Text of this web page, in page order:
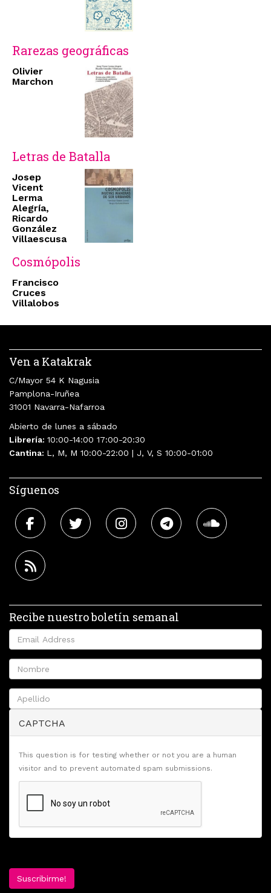
Rarezas geográficas
Olivier
Marchon
Letras de Batalla
Josep
Vicent
Lerma
Alegría,
Ricardo
González
Villaescusa
Cosmópolis
Francisco
Cruces
Villalobos
Ven a Katakrak
C/Mayor 54 K Nagusia
Pamplona-Iruñea
31001 Navarra-Nafarroa
Abierto de lunes a sábado
Librería: 10:00-14:00 17:00-20:30
Cantina: L, M, M 10:00-22:00 | J, V, S 10:00-01:00
Síguenos
Recibe nuestro boletín semanal
CAPTCHA
This question is for testing whether or not you are a human
visitor and to prevent automated spam submissions.
Suscribirme!